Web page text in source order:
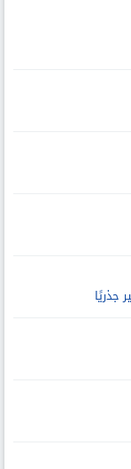
جذريًا